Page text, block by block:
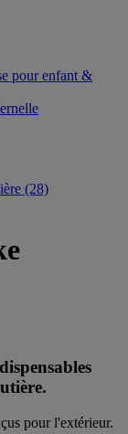
pour enfant &
(28)
pour l'extérieur.